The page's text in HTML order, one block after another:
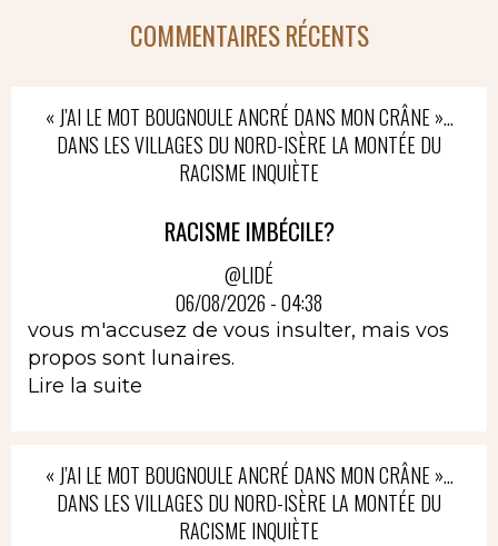
COMMENTAIRES RÉCENTS
« J’AI LE MOT BOUGNOULE ANCRÉ DANS MON CRÂNE »…
DANS LES VILLAGES DU NORD-ISÈRE LA MONTÉE DU
RACISME INQUIÈTE
RACISME IMBÉCILE?
@LIDÉ
06/08/2026 - 04:38
vous m'accusez de vous insulter, mais vos
propos sont lunaires.
Lire la suite
« J’AI LE MOT BOUGNOULE ANCRÉ DANS MON CRÂNE »…
DANS LES VILLAGES DU NORD-ISÈRE LA MONTÉE DU
RACISME INQUIÈTE